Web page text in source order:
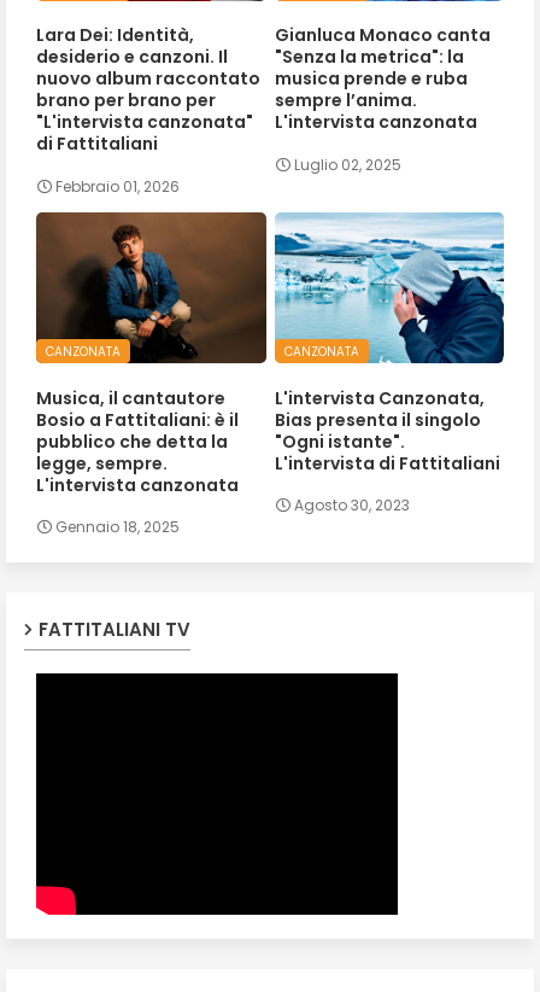
Lara Dei: Identità,
desiderio e canzoni. Il
nuovo album raccontato
brano per brano per
"L'intervista canzonata"
di Fattitaliani
Febbraio 01, 2026
Gianluca Monaco canta
"Senza la metrica": la
musica prende e ruba
sempre l’anima.
L'intervista canzonata
Luglio 02, 2025
CANZONATA
Musica, il cantautore
Bosio a Fattitaliani: è il
pubblico che detta la
legge, sempre.
L'intervista canzonata
Gennaio 18, 2025
CANZONATA
L'intervista Canzonata,
Bias presenta il singolo
"Ogni istante".
L'intervista di Fattitaliani
Agosto 30, 2023
FATTITALIANI TV